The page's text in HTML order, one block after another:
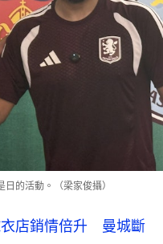
的活動。（梁家俊攝）
衣店銷情倍升 曼城斷